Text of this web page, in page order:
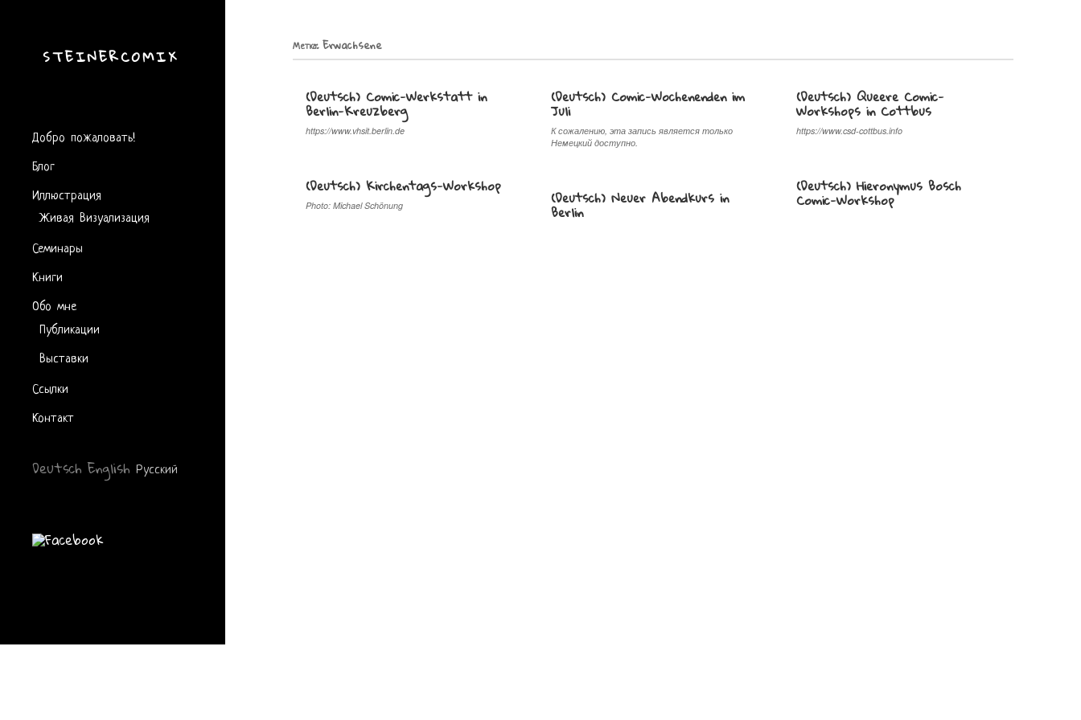
STEINERCOMIX
Добро пожаловать!
Блог
Иллюстрация
Живая Визуализация
Семинары
Книги
Обо мне
Публикации
Выставки
Ссылки
Контакт
Deutsch English Русский
Метка:Erwachsene
(Deutsch) Comic-Werkstatt in
Berlin-Kreuzberg
https://www.vhsit.berlin.de
(Deutsch) Comic-Wochenenden im
Juli
К сожалению, эта запись является только
Немецкий доступно.
(Deutsch) Queere Comic-
Workshops in Cottbus
https://www.csd-cottbus.info
(Deutsch) Kirchentags-Workshop
Photo: Michael Schönung
(Deutsch) Hieronymus Bosch
Comic-Workshop
(Deutsch) Neuer Abendkurs in
Berlin